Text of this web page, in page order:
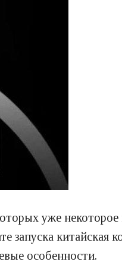
уже некоторое
китайская
особенности.